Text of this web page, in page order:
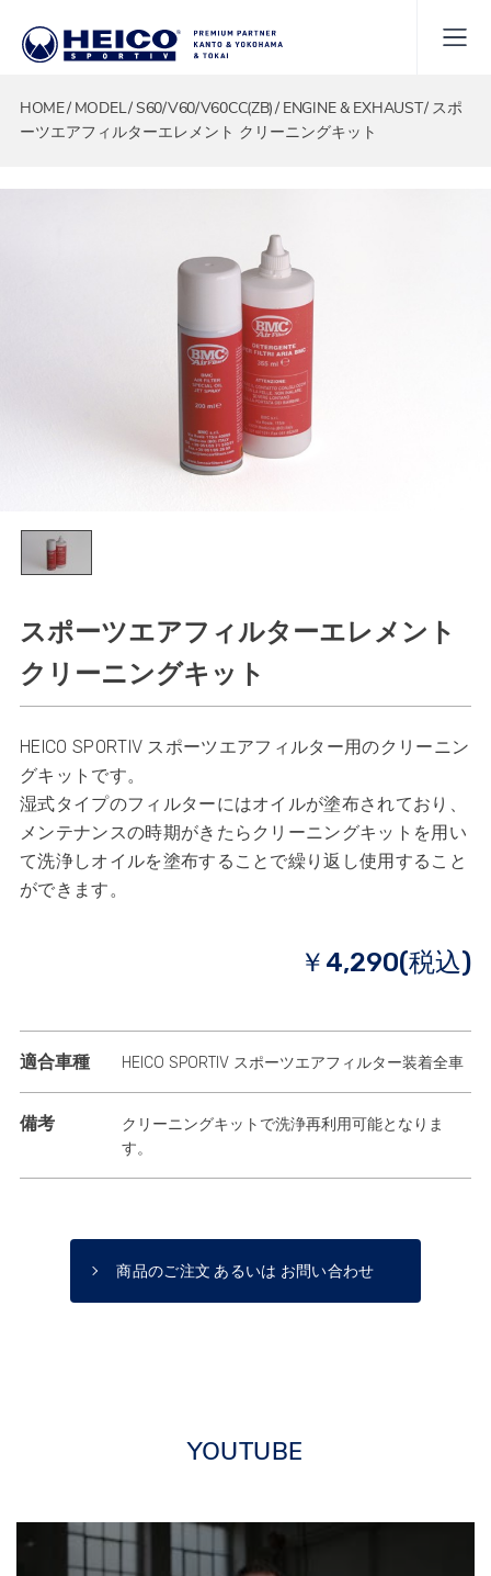
HOME MODEL S60/V60/V60CC(ZB) ENGINE & EXHAUST スポ
ーツエアフィルターエレメント クリーニングキット
スポーツエアフィルターエレメント
クリーニングキット
HEICO SPORTIV スポーツエアフィルター用のクリーニン
グキットです。
湿式タイプのフィルターにはオイルが塗布されており、
メンテナンスの時期がきたらクリーニングキットを用い
て洗浄しオイルを塗布することで繰り返し使用すること
ができます。
￥4,290(税込)
適合車種 HEICO SPORTIV スポーツエアフィルター装着全車
備考
クリーニングキットで洗浄再利用可能となりま
す。
商品のご注文 あるいは お問い合わせ
YOUTUBE